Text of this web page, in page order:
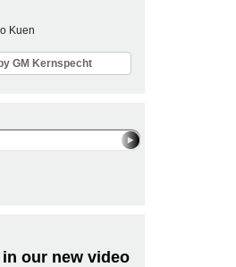
Kuen
GM Kernspecht
our new video